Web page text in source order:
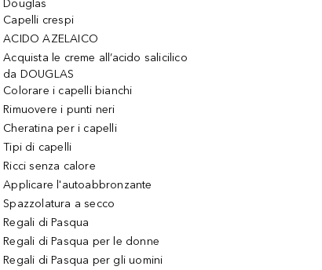
Douglas
Capelli crespi
ACIDO AZELAICO
Acquista le creme all’acido salicilico
da DOUGLAS
Colorare i capelli bianchi
Rimuovere i punti neri
Cheratina per i capelli
Tipi di capelli
Ricci senza calore
Applicare l'autoabbronzante
Spazzolatura a secco
Regali di Pasqua
Regali di Pasqua per le donne
Regali di Pasqua per gli uomini